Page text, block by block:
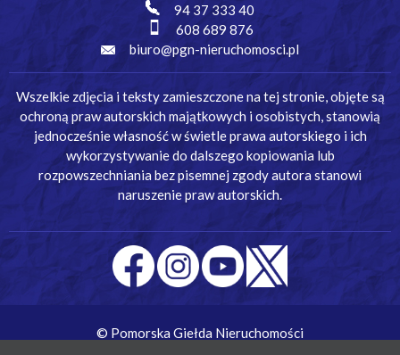
94 37 333 40
608 689 876
biuro@pgn-nieruchomosci.pl
Wszelkie zdjęcia i teksty zamieszczone na tej stronie, objęte są
ochroną praw autorskich majątkowych i osobistych, stanowią
jednocześnie własność w świetle prawa autorskiego i ich
wykorzystywanie do dalszego kopiowania lub
rozpowszechniania bez pisemnej zgody autora stanowi
naruszenie praw autorskich.
© Pomorska Giełda Nieruchomości